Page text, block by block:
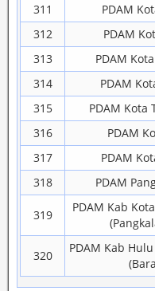
311
PDAM
312
PDAM
313
PDAM
314
PDAM
315
PDAM Kota
316
PDAM
317
PDAM
318
PDAM
319
PDAM Kab
320
PDAM Kab